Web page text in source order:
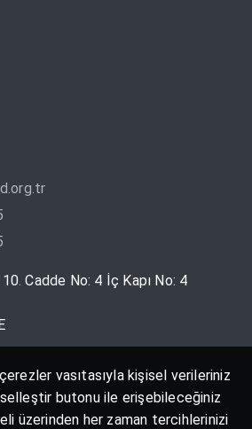
Cadde No: 4 İç Kapı No: 4
vasıtasıyla kişisel verileriniz
butonu ile erişebileceğiniz
üzerinden her zaman tercihlerinizi